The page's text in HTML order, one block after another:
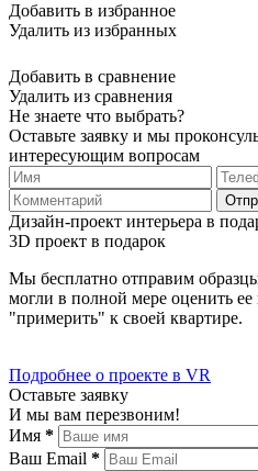
Добавить в избранное
Удалить из избранных
Добавить в сравнение
Удалить из сравнения
Не знаете что выбрать?
Оставьте заявку и мы
интересующим вопросам
Дизайн-проект интерьера в
3D проект в подарок
Мы бесплатно отправим
могли в полной мере оценить ее
"примерить" к своей квартире.
Подробнее о проекте в VR
Оставьте заявку
И мы вам перезвоним!
Имя *
Ваш Email *